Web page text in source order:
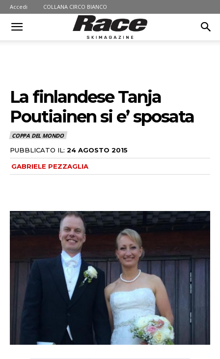
Accedi COLLANA CIRCO BIANCO
La finlandese Tanja
Poutiainen si e’ sposata
COPPA DEL MONDO
PUBBLICATO IL: 24 AGOSTO 2015
GABRIELE PEZZAGLIA